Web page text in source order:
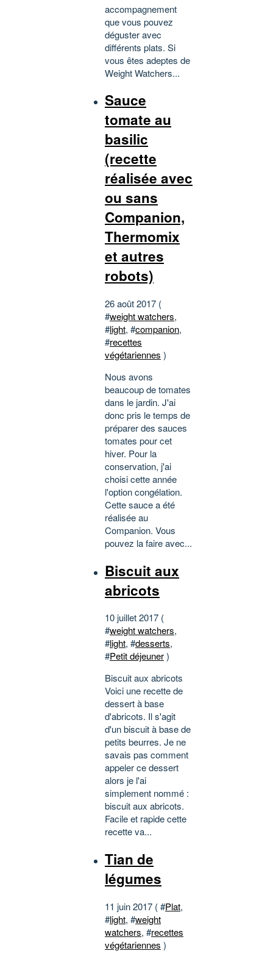
accompagnement
que vous pouvez
déguster avec
différents plats. Si
vous êtes adeptes de
Weight Watchers...
Sauce
tomate au
basilic
(recette
réalisée avec
ou sans
Companion,
Thermomix
et autres
robots)
26 août 2017 (
#weight watchers,
#light, #companion,
#recettes
végétariennes )
Nous avons
beaucoup de tomates
dans le jardin. J'ai
donc pris le temps de
préparer des sauces
tomates pour cet
hiver. Pour la
conservation, j'ai
choisi cette année
l'option congélation.
Cette sauce a été
réalisée au
Companion. Vous
pouvez la faire avec...
Biscuit aux
abricots
10 juillet 2017 (
#weight watchers,
#light, #desserts,
#Petit déjeuner)
Biscuit aux abricots
Voici une recette de
dessert à base
d'abricots. Il s'agit
d'un biscuit à base de
petits beurres. Je ne
savais pas comment
appeler ce dessert
alors je l'ai
simplement nommé :
biscuit aux abricots.
Facile et rapide cette
recette va...
Tian de
légumes
11 juin 2017 ( #Plat,
#light, #weight
watchers, #recettes
végétariennes )